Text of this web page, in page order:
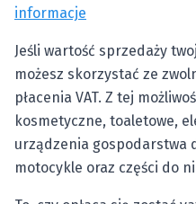
informacje
Jeśli wartość sprzedaży
możesz skorzystać ze
płacenia VAT. Z tej
kosmetyczne, toaletowe,
urządzenia gospodarstwa
motocykle oraz części do